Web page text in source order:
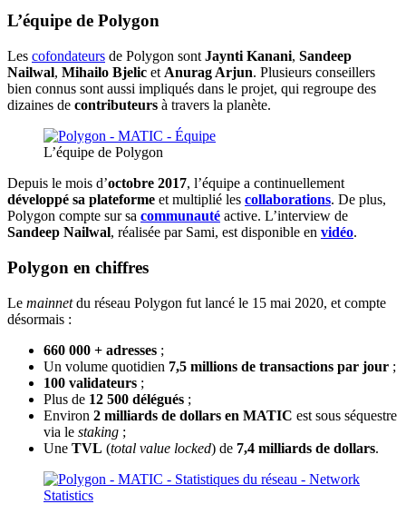
L’équipe de Polygon
Les cofondateurs de Polygon sont Jaynti Kanani, Sandeep
Nailwal, Mihailo Bjelic et Anurag Arjun. Plusieurs conseillers
bien connus sont aussi impliqués dans le projet, qui regroupe des
dizaines de contributeurs à travers la planète.
L’équipe de Polygon
Depuis le mois d’octobre 2017, l’équipe a continuellement
développé sa plateforme et multiplié les collaborations. De plus,
Polygon compte sur sa communauté active. L’interview de
Sandeep Nailwal, réalisée par Sami, est disponible en vidéo.
Polygon en chiffres
Le mainnetdu réseau Polygon fut lancé le 15 mai 2020, et compte
désormais :
660 000 + adresses ;
Un volume quotidien 7,5 millions de transactions par jour ;
100 validateurs ;
Plus de 12 500 délégués ;
Environ 2 milliards de dollars en MATIC est sous séquestre
via le staking ;
Une TVL (total value locked) de 7,4 milliards de dollars.